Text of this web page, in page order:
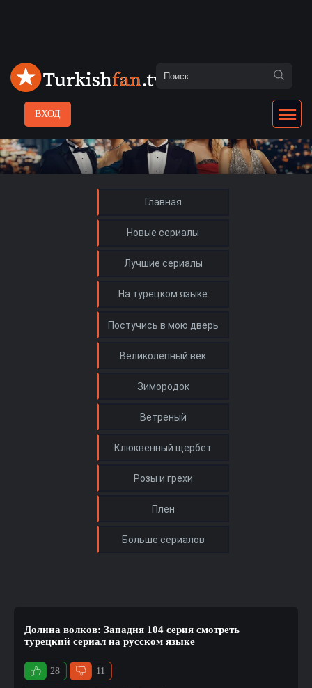
ВХОД
Главная
Новые сериалы
Лучшие сериалы
На турецком языке
Долина волков: Западня 104 серия смотреть
турецкий сериал на русском языке
28 11